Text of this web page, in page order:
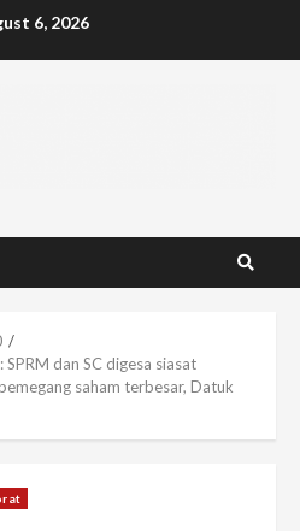
6, 2026
dan SC digesa siasat
saham terbesar, Datuk